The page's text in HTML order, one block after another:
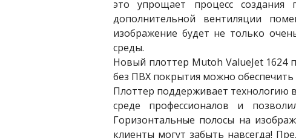
это упрощает процесс создания
дополнительной вентиляции
изображение будет не только
среды.
Новый плоттер Mutoh ValueJet 1624
без ПВХ покрытия можно
Плоттер поддерживает технологию
среде профессионалов и
Горизонтальные полосы на
клиенты могут забыть навсегда!